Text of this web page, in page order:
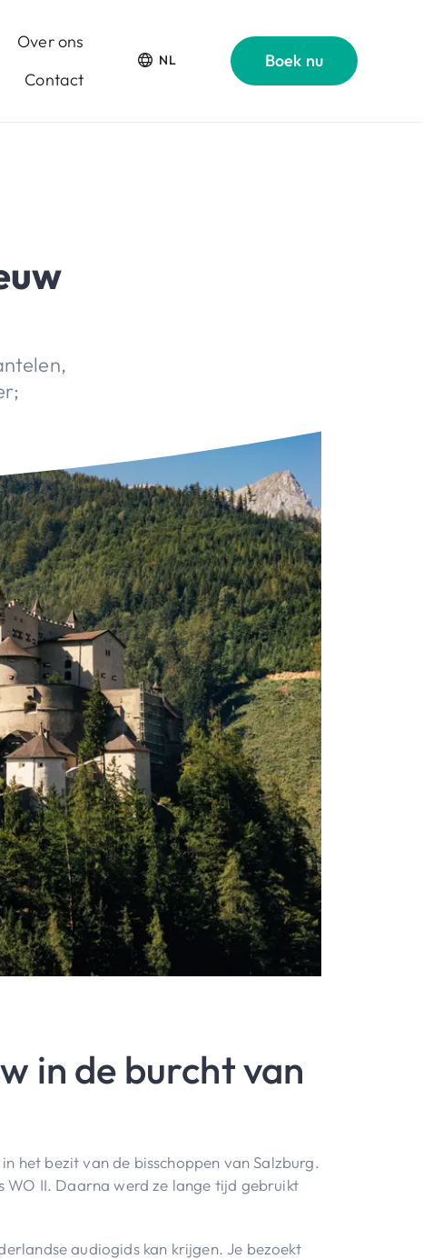
Over ons
Contact
NL Boek nu
in de burcht van
het bezit van de bisschoppen van Salzburg.
WO II. Daarna werd ze lange tijd gebruikt
audiogids kan krijgen. Je bezoekt